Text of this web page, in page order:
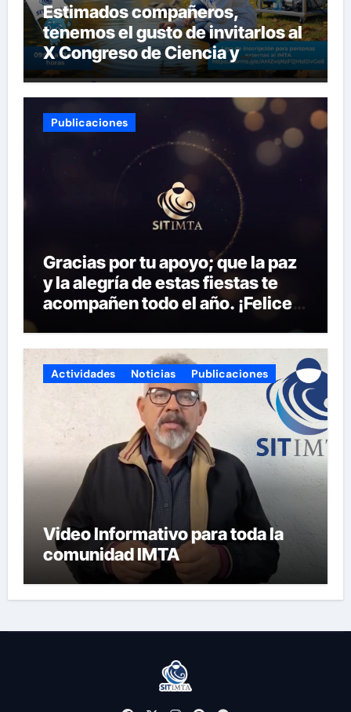
Estimados compañeros,
tenemos el gusto de invitarlos al
X Congreso de Ciencia y
Tecnología del SITIMTA. Si
gustan acompañarnos, dejamos
la liga para que se inscriban:
Publicaciones
Gracias por tu apoyo; que la paz
y la alegría de estas fiestas te
acompañen todo el año. ¡Felices
Actividades Noticias Publicaciones
Video Informativo para toda la
comunidad IMTA